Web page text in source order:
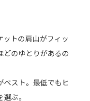
トの肩山がフィッ
どのゆとりがあるの
スト。最低でもヒ
ぶ。